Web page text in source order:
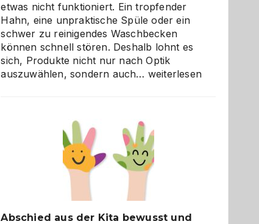
etwas nicht funktioniert. Ein tropfender
Hahn, eine unpraktische Spüle oder ein
schwer zu reinigendes Waschbecken
können schnell stören. Deshalb lohnt es
sich, Produkte nicht nur nach Optik
auszuwählen, sondern auch… Bad
besser
verstehen
weiterlesen
Abschied aus der Kita bewusst und